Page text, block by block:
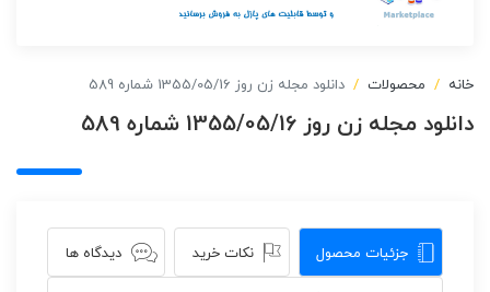
خانه محصولات دانلود مجله زن روز 1355/05/16 شماره 589
دانلود مجله زن روز 1355/05/16 شماره 589
جزئیات محصول نکات خرید دیدگاه ها